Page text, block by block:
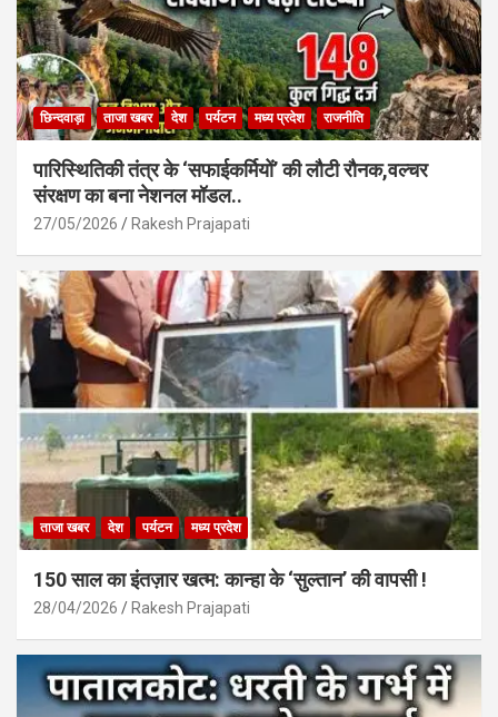
छिन्दवाड़ा ताजा खबर देश पर्यटन मध्य प्रदेश राजनीति
पारिस्थितिकी तंत्र के ‘सफाईकर्मियों’ की लौटी रौनक,वल्चर
संरक्षण का बना नेशनल मॉडल..
27/05/2026 Rakesh Prajapati
ताजा खबर देश पर्यटन मध्य प्रदेश
150 साल का इंतज़ार खत्म: कान्हा के ‘सुल्तान’ की वापसी !
28/04/2026 Rakesh Prajapati